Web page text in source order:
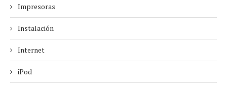
Impresoras
Instalación
Internet
iPod